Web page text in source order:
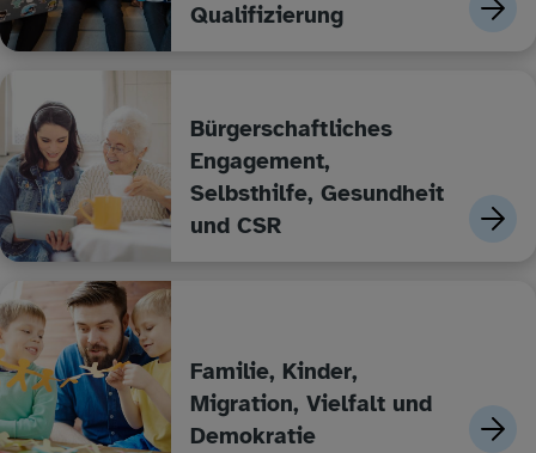
Qualifizierung
Bürgerschaftliches
Engagement,
Selbsthilfe, Gesundheit
und CSR
Familie, Kinder,
Migration, Vielfalt und
Demokratie